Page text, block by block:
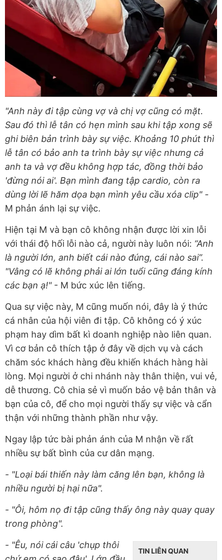
"Anh này đi tập cùng vợ và chị vợ cũng có mặt.
Sau đó thì lễ tân có hẹn mình sau khi tập xong sẽ
ghi biên bản trình bày sự việc. Khoảng 10 phút thì
lễ tân có bảo anh ta trình bày sự việc nhưng cả
anh ta và vợ đều không hợp tác, đồng thời bảo
'đừng nói ai'. Bạn mình đang tập cardio, còn ra
dùng lời lẽ hăm dọa bạn mình yêu cầu xóa clip" -
M phản ánh lại sự việc.
Hiện tại M và bạn cô không nhận được lời xin lỗi
với thái độ hối lỗi nào cả, người này luôn nói: “Anh
là người lớn, anh biết cái nào đúng, cái nào sai”.
"Vâng có lẽ không phải ai lớn tuổi cũng đáng kính
các bạn ạ!"- M bức xúc lên tiếng.
Qua sự việc này, M cũng muốn nói, đây là ý thức
cá nhân của hội viên đi tập. Cô không có ý xúc
phạm hay dìm bất kì doanh nghiệp nào liên quan.
Vì cơ bản cô thích tập ở đây về dịch vụ và cách
chăm sóc khách hàng đều khiến khách hàng hài
lòng. Mọi người ở chi nhánh này thân thiện, vui vẻ,
dễ thương. Cô chia sẻ vì muốn bảo vệ bản thân và
bạn của cô, để cho mọi người thấy sự việc và cẩn
thận với những thành phần như vậy.
Ngay lập tức bài phản ánh của M nhận về rất
nhiều sự bất bình của cư dân mạng.
- "Loại bái thiến này làm căng lên bạn, không là
nhiều người bị hại nữa".
- "Ôi, hôm nọ đi tập cũng thấy ông này quay quay
trong phòng".
TIN LIÊN QUAN
- "Êu, nói cái câu 'chụp thôi